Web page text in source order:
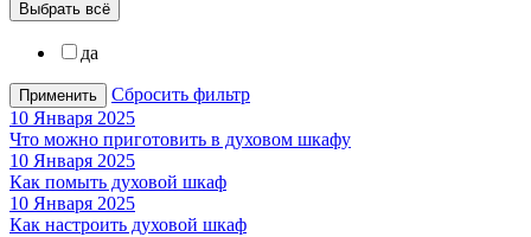
Выбрать всё
да
Применить
Сбросить фильтр
10 Января 2025
Что можно приготовить в духовом шкафу
10 Января 2025
Как помыть духовой шкаф
10 Января 2025
Как настроить духовой шкаф